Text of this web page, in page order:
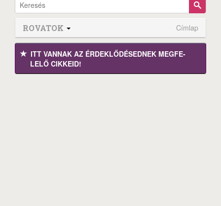
ROVATOK Címlap
ITT VANNAK AZ ÉRDEK­LŐDÉ­SEDNEK MEGFE­
LELŐ CIKKEID!